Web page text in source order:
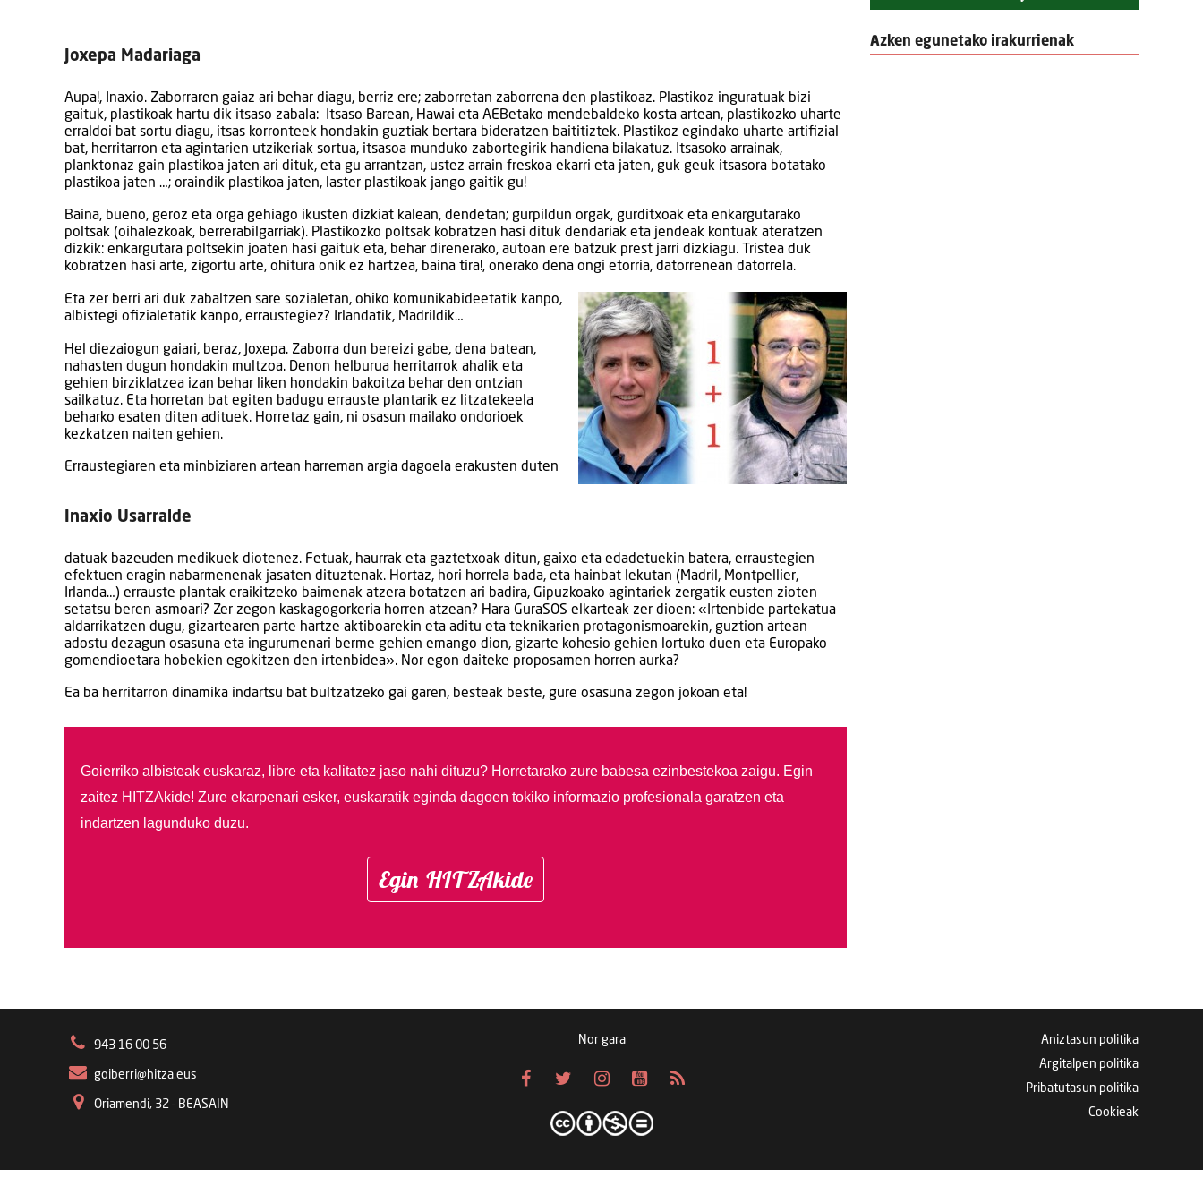
Joxepa Madariaga
Aupa!, Inaxio. Zaborraren gaiaz ari behar diagu, berriz ere; zaborretan zaborrena den plastikoaz. Plastikoz inguratuak bizi
gaituk, plastikoak hartu dik itsaso zabala: Itsaso Barean, Hawai eta AEBetako mendebaldeko kosta artean, plastikozko uharte
erraldoi bat sortu diagu, itsas korronteek hondakin guztiak bertara bideratzen baititiztek. Plastikoz egindako uharte artifizial
bat, herritarron eta agintarien utzikeriak sortua, itsasoa munduko zabortegirik handiena bilakatuz. Itsasoko arrainak,
planktonaz gain plastikoa jaten ari dituk, eta gu arrantzan, ustez arrain freskoa ekarri eta jaten, guk geuk itsasora botatako
plastikoa jaten …; oraindik plastikoa jaten, laster plastikoak jango gaitik gu!
Baina, bueno, geroz eta orga gehiago ikusten dizkiat kalean, dendetan; gurpildun orgak, gurditxoak eta enkargutarako
poltsak (oihalezkoak, berrerabilgarriak). Plastikozko poltsak kobratzen hasi dituk dendariak eta jendeak kontuak ateratzen
dizkik: enkargutara poltsekin joaten hasi gaituk eta, behar direnerako, autoan ere batzuk prest jarri dizkiagu. Tristea duk
kobratzen hasi arte, zigortu arte, ohitura onik ez hartzea, baina tira!, onerako dena ongi etorria, datorrenean datorrela.
Eta zer berri ari duk zabaltzen sare sozialetan, ohiko komunikabideetatik kanpo,
albistegi ofizialetatik kanpo, erraustegiez? Irlandatik, Madrildik…
Inaxio Usarralde
Hel diezaiogun gaiari, beraz, Joxepa. Zaborra dun bereizi gabe, dena batean,
nahasten dugun hondakin multzoa. Denon helburua herritarrok ahalik eta
gehien birziklatzea izan behar liken hondakin bakoitza behar den ontzian
sailkatuz. Eta horretan bat egiten badugu errauste plantarik ez litzatekeela
beharko esaten diten adituek. Horretaz gain, ni osasun mailako ondorioek
kezkatzen naiten gehien.
Erraustegiaren eta minbiziaren artean harreman argia dagoela erakusten duten
datuak bazeuden medikuek diotenez. Fetuak, haurrak eta gaztetxoak ditun, gaixo eta edadetuekin batera, erraustegien
efektuen eragin nabarmenenak jasaten dituztenak. Hortaz, hori horrela bada, eta hainbat lekutan (Madril, Montpellier,
Irlanda…) errauste plantak eraikitzeko baimenak atzera botatzen ari badira, Gipuzkoako agintariek zergatik eusten zioten
setatsu beren asmoari? Zer zegon kaskagogorkeria horren atzean? Hara GuraSOS elkarteak zer dioen: «Irtenbide partekatua
aldarrikatzen dugu, gizartearen parte hartze aktiboarekin eta aditu eta teknikarien protagonismoarekin, guztion artean
adostu dezagun osasuna eta ingurumenari berme gehien emango dion, gizarte kohesio gehien lortuko duen eta Europako
gomendioetara hobekien egokitzen den irtenbidea». Nor egon daiteke proposamen horren aurka?
Ea ba herritarron dinamika indartsu bat bultzatzeko gai garen, besteak beste, gure osasuna zegon jokoan eta!
Goierriko albisteak euskaraz, libre eta kalitatez jaso nahi dituzu? Horretarako zure babesa ezinbestekoa zaigu. Egin
zaitez HITZAkide! Zure ekarpenari esker, euskaratik eginda dagoen tokiko informazio profesionala garatzen eta
indartzen lagunduko duzu.
Egin HITZAkide
Azken egunetako irakurrienak
943 16 00 56
goiberri@hitza.eus
Oriamendi, 32 – BEASAIN
Nor gara
Aniztasun politika
Argitalpen politika
Pribatutasun politika
Cookieak